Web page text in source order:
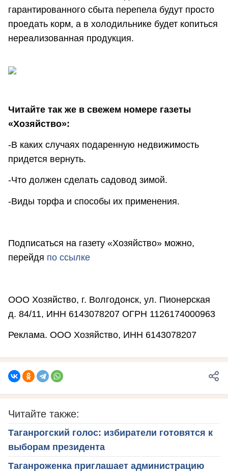
гарантированного сбыта перепела будут просто
проедать корм, а в холодильнике будет копиться
нереализованная продукция.
Читайте так же в свежем номере газеты
«Хозяйство»:
-В каких случаях подаренную недвижимость
придется вернуть.
-Что должен сделать садовод зимой.
-Виды торфа и способы их применения.
Подписаться на газету «Хозяйство» можно,
перейдя по ссылке
ООО Хозяйство, г. Волгодонск, ул. Пионерская
д. 84/11, ИНН 6143078207 ОГРН 1126174000963
Реклама. ООО Хозяйство, ИНН 6143078207
Читайте также:
Таганрогский голос: избиратели готовятся к
выборам президента
Таганроженка приглашает администрацию